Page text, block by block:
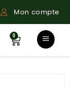
Mon compte
0